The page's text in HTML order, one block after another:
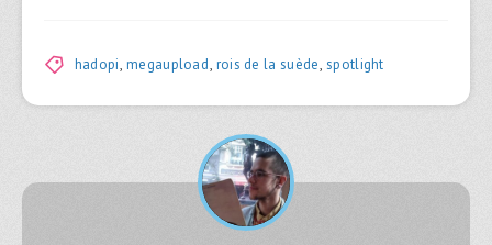
hadopi,megaupload, rois de la suède,spotlight